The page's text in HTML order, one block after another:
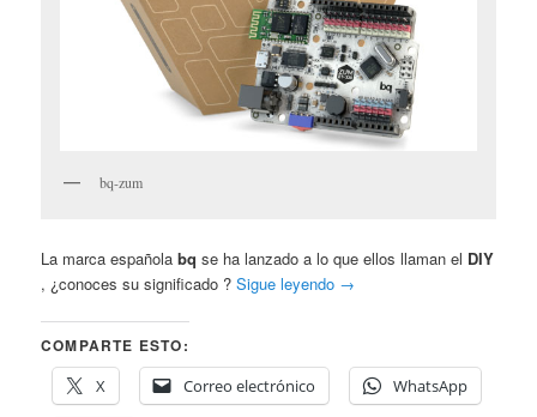
bq-zum
La marca española bqse ha lanzado a lo que ellos llaman el DIY
, ¿conoces su significado ?Sigue leyendo →
COMPARTE ESTO:
X
Correo electrónico WhatsApp